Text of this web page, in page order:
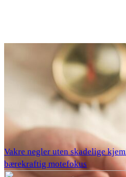
Vakre negler uten skadelige
bærekraftig motefokus